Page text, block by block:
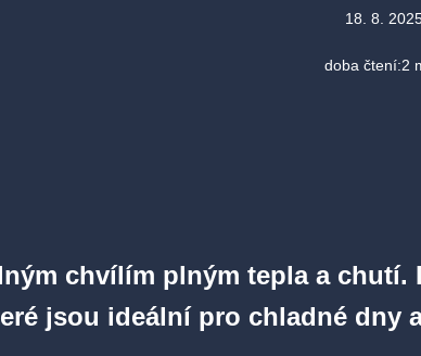
18. 8.
doba čtení:2
chvílím plným tepla a chutí.
jsou ideální pro chladné dny